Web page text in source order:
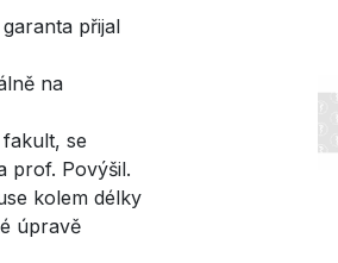
přijal
na
se
prof. Povýšil.
kolem délky
úpravě